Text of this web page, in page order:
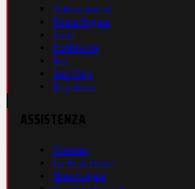
Abbonamenti
Prima Pagina
Store
Pubblicità
Rss
Site Map
Registrati
Contatti
La Redazione
Nota Legale